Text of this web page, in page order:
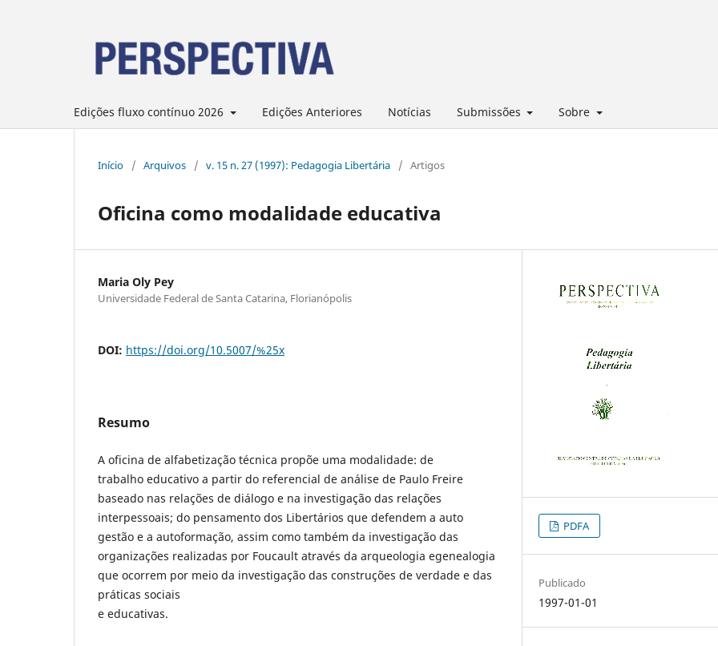
Edições fluxo contínuo 2026 Edições Anteriores Notícias Submissões Sobre
Início / Arquivos / v. 15 n. 27 (1997): Pedagogia Libertária / Artigos
Oficina como modalidade educativa
Maria Oly Pey
Universidade Federal de Santa Catarina, Florianópolis
DOI: https://doi.org/10.5007/%25x
Resumo
A oficina de alfabetização técnica propõe uma modalidade: de
trabalho educativo a partir do referencial de análise de Paulo Freire
baseado nas relações de diálogo e na investigação das relações
interpessoais; do pensamento dos Libertários que defendem a auto
gestão e a autoformação, assim como também da investigação das
organizações realizadas por Foucault através da arqueologia egenealogia
que ocorrem por meio da investigação das construções de verdade e das
práticas sociais
e educativas.
PDFA
Publicado
1997-01-01